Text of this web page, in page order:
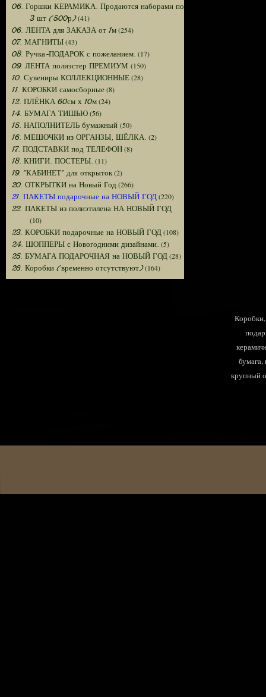
06. Горшки КЕРАМИКА. Продаются наборами по
3 шт (500р)(41)
06. ЛЕНТА для ЗАКАЗА от 1м(254)
07. МАГНИТЫ(43)
08. Ручка-ПОДАРОК с пожеланием. (17)
09. ЛЕНТА полиэстер ПРЕМИУМ (150)
10. Сувениры КОЛЛЕКЦИОННЫЕ(28)
11. КОРОБКИ самосборные(8)
12. ПЛЁНКА 60см х 10м(24)
14. БУМАГА ТИШЬЮ(56)
15. НАПОЛНИТЕЛЬ бумажный (50)
16. МЕШОЧКИ из ОРГАНЗЫ, ШЁЛКА. (2)
17. ПОДСТАВКИ под ТЕЛЕФОН(8)
18. КНИГИ. ПОСТЕРЫ. (11)
19. "КАБИНЕТ" для открыток(2)
20. ОТКРЫТКИ на Новый Год (266)
21. ПАКЕТЫ подарочные на НОВЫЙ ГОД(220)
22. ПАКЕТЫ из полиэтилена НА НОВЫЙ ГОД
(10)
23. КОРОБКИ подарочные на НОВЫЙ ГОД(108)
24. ШОППЕРЫ с Новогодними дизайнами. (5)
25. БУМАГА ПОДАРОЧНАЯ на НОВЫЙ ГОД(28)
26. Коробки (временно отсутствуют)(164)
крупный